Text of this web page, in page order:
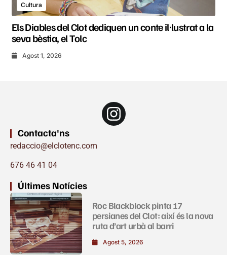
Cultura
Els Diables del Clot dediquen un conte il·lustrat a la
seva bèstia, el Tolc
Agost 1, 2026
Contacta'ns
redaccio@elclotenc.com
676 46 41 04
Últimes Notícies
Roc Blackblock pinta 17
persianes del Clot: així és la nova
ruta d’art urbà al barri
Agost 5, 2026